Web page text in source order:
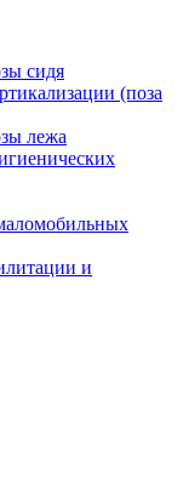
сидя
(поза
лежа
и